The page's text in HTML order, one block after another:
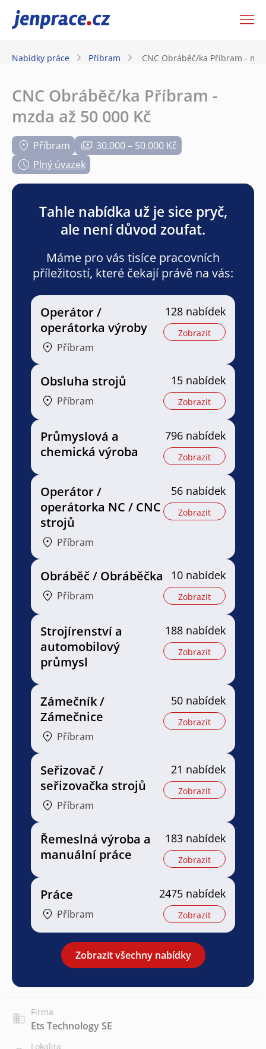
JenPráce.cz
Nabídky práce Příbram CNC Obráběč/ka Příbram -
CNC Obráběč/ka Příbram -
mzda až 50 000 Kč
Příbram
30.000 – 50.000 Kč
Plný úvazek
Tahle nabídka už je sice pryč,
ale není důvod zoufat.
Máme pro vás tisíce pracovních
příležitostí, které čekají právě na vás:
Operátor /
operátorka výroby
Příbram
128 nabídek
Zobrazit
Obsluha strojů
Příbram
15 nabídek
Zobrazit
Průmyslová a
chemická výroba
796 nabídek
Zobrazit
Operátor /
operátorka NC / CNC
strojů
Příbram
56 nabídek
Zobrazit
Obráběč / Obráběčka
Příbram
10 nabídek
Zobrazit
Strojírenství a
automobilový
průmysl
188 nabídek
Zobrazit
Zámečník /
Zámečnice
Příbram
50 nabídek
Zobrazit
Seřizovač /
seřizovačka strojů
Příbram
21 nabídek
Zobrazit
Řemeslná výroba a
manuální práce
183 nabídek
Zobrazit
Práce
Příbram
2475 nabídek
Zobrazit
Zobrazit všechny nabídky
Firma
Ets Technology SE
Lokalita